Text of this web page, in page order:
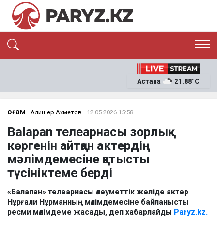
ЭКОНОМИКА
ОҚИҒА
News
Астана 21.88°C
Қоғам Алишер Ахметов 12.05.2026 15:58
Balapan телеарнасы зорлық
көргенін айтқан актердің
мәлімдемесіне қатысты
түсініктеме берді
«Балапан» телеарнасы әлеуметтік желіде актер
Нұрғали Нұрманның мәлімдемесіне байланысты
ресми мәлімдеме жасады, деп хабарлайды Paryz.kz.